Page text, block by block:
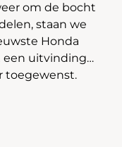
om de bocht
staan we
Honda
een uitvinding…
toegewenst.